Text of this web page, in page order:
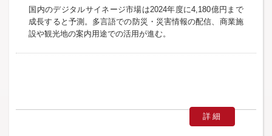
国内のデジタルサイネージ市場は2024年度に4,180億円まで
成長すると予測。多言語での防災・災害情報の配信、商業施
設や観光地の案内用途での活用が進む。
詳細